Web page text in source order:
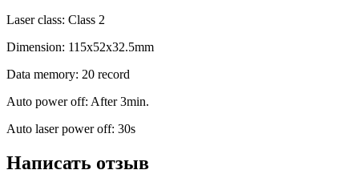
Laser class: Class 2
Dimension: 115x52x32.5mm
Data memory: 20 record
Auto power off: After 3min.
Auto laser power off: 30s
Написать отзыв